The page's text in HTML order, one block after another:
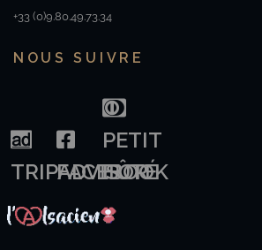
+33 (0)9.80.49.73.34
NOUS SUIVRE
TRIPADVISOR
FACEBOOK
PETIT
FÛTÉ